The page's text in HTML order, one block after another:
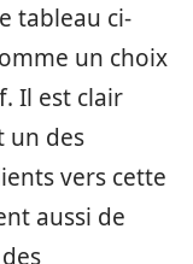
tableau ci-
un choix
Il est clair
un des
vers cette
aussi de